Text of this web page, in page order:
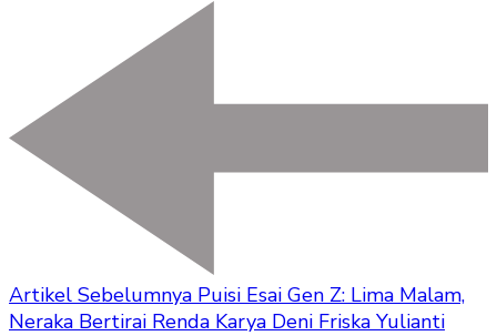
Artikel Sebelumnya Puisi Esai Gen Z: Lima Malam,
Neraka Bertirai Renda Karya Deni Friska Yulianti